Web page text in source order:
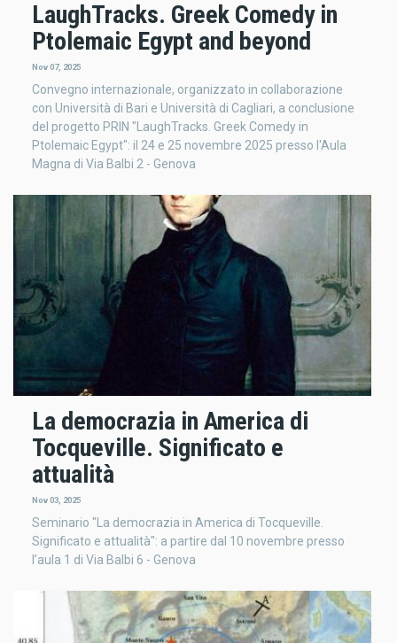
LaughTracks. Greek Comedy in
Ptolemaic Egypt and beyond
Nov 07, 2025
Convegno internazionale, organizzato in collaborazione
con Università di Bari e Università di Cagliari, a conclusione
del progetto PRIN "LaughTracks. Greek Comedy in
Ptolemaic Egypt": il 24 e 25 novembre 2025 presso l'Aula
Magna di Via Balbi 2 - Genova
La democrazia in America di
Tocqueville. Significato e
attualità
Nov 03, 2025
Seminario "La democrazia in America di Tocqueville.
Significato e attualità": a partire dal 10 novembre presso
l’aula 1 di Via Balbi 6 - Genova